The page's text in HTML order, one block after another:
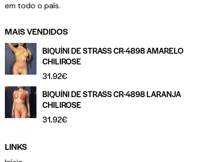
em todo o país.
MAIS VENDIDOS
BIQUÍNI DE STRASS CR-4898 AMARELO
CHILIROSE
31.92€
BIQUÍNI DE STRASS CR-4898 LARANJA
CHILIROSE
31.92€
LINKS